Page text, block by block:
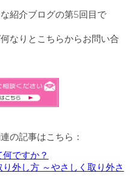
紹介ブログの第5回目で
なりとこちらからお問い合
の記事はこちら：
ですか？
外し方 ～やさしく取り外さ